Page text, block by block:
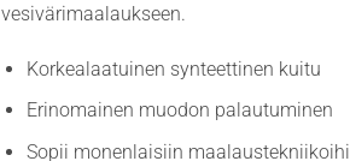
vesivärimaalaukseen.
Korkealaatuinen synteettinen kuitu
Erinomainen muodon palautuminen
Sopii monenlaisiin